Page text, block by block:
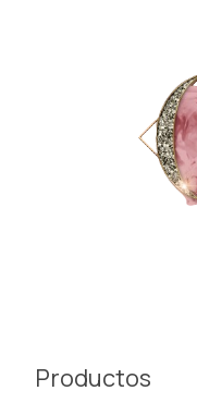
Productos